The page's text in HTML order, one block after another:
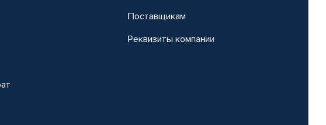
Поставщикам
Реквизиты компании